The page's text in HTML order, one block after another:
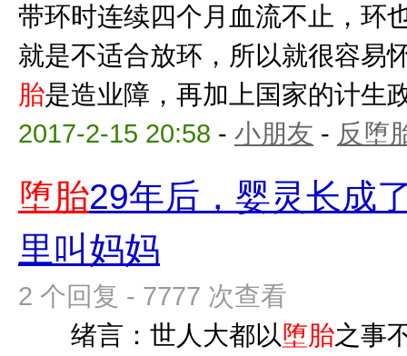
带环时连续四个月血流不止，环
就是不适合放环，所以就很容易
胎是造业障，再加上国家的计生
2017-2-15 20:58 - 小朋友 - 反堕
堕胎29年后，婴灵长成
里叫妈妈
2 个回复 - 7777 次查看
绪言：世人大都以堕胎之事